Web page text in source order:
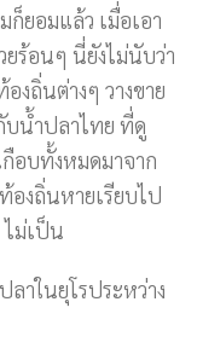
ก็ยอมแล้ว เมื่อเอา
ร้อนๆ นี่ยังไม่นับว่า
งถิ่นต่างๆ วางขาย
บน้ำปลาไทย ที่ดู
อบทั้งหมดมาจาก
องถิ่นหายเรียบไป
ไม่เป็น
าในยุโรประหว่าง